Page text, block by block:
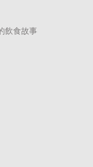
飲食故事